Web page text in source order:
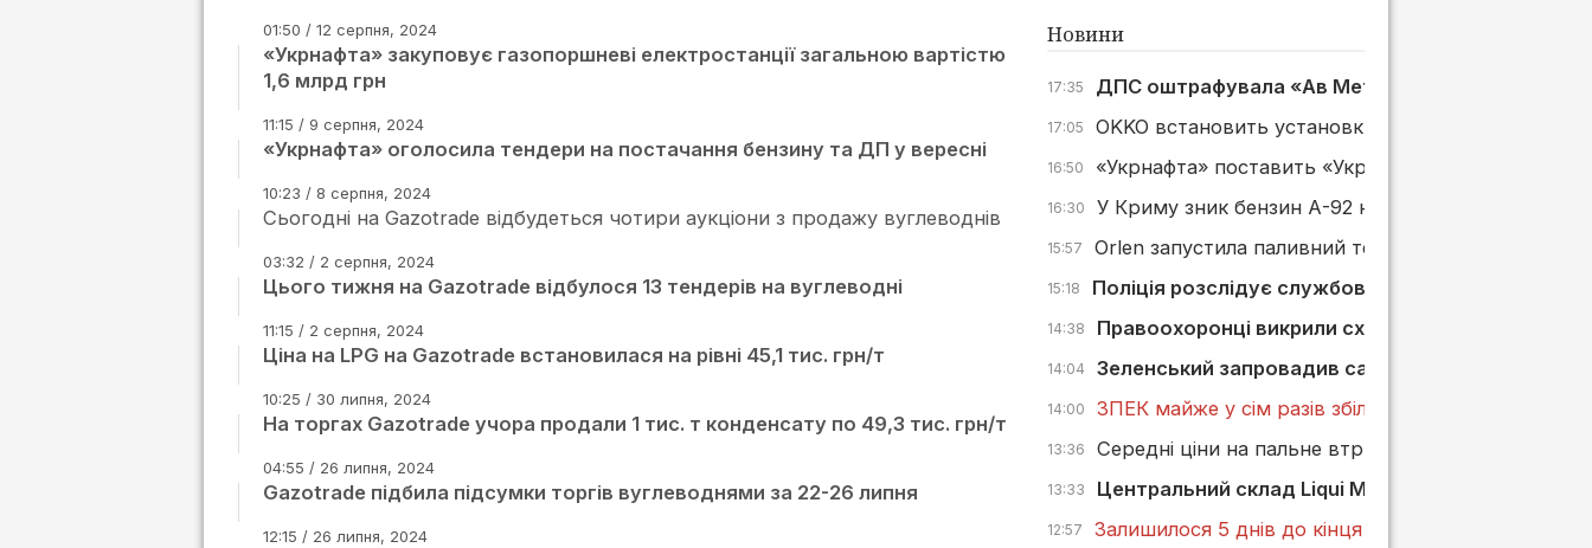
01:50 / 12 серпня, 2024
«Укрнафта» закуповує газопоршневі електростанції загальною вартістю
1,6 млрд грн
11:15 / 9 серпня, 2024
«Укрнафта» оголосила тендери на постачання бензину та ДП у вересні
10:23 / 8 серпня, 2024
Сьогодні на Gazotrade відбудеться чотири аукціони з продажу вуглеводнів
03:32 / 2 серпня, 2024
Цього тижня на Gazotrade відбулося 13 тендерів на вуглеводні
11:15 / 2 серпня, 2024
Ціна на LPG на Gazotrade встановилася на рівні 45,1 тис. грн/т
10:25 / 30 липня, 2024
На торгах Gazotrade учора продали 1 тис. т конденсату по 49,3 тис. грн/т
04:55 / 26 липня, 2024
Gazotrade підбила підсумки торгів вуглеводнями за 22-26 липня
12:15 / 26 липня, 2024
Новини
17:35 ДПС оштрафувала «Ав Метал Груп» на 1 млн грн
17:05 OKKO встановить установки зберігання енергії
16:50 «Укрнафта» поставить «Укргазвидобуванню»
16:30 У Криму зник бензин А-92 невдовзі після його
15:57 Orlen запустила паливний термінал у Ґданську
15:18 Поліція розслідує службову недбалість після
14:38 Правоохоронці викрили схему мінімізації ПДВ
14:04 Зеленський запровадив санкції проти
14:00 ЗПЕК майже у сім разів збільшила сплату податків
13:36 Середні ціни на пальне втрималися, KLO та
13:33 Центральний склад Liqui Moly в Україні згорів
12:57 Залишилося 5 днів до кінця реєстрації на